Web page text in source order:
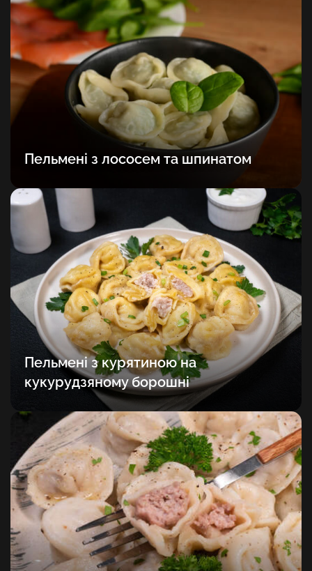
Пельмені з лососем та шпинатом
Пельмені з курятиною на
кукурудзяному борошні